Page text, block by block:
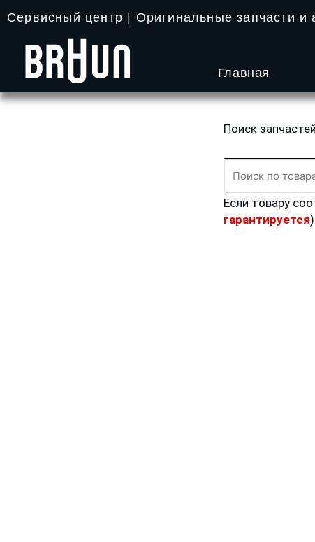
содержимому
Сервисный центр | Оригинальные запчасти и
Главная
Поиск
Если товару
гарантируется